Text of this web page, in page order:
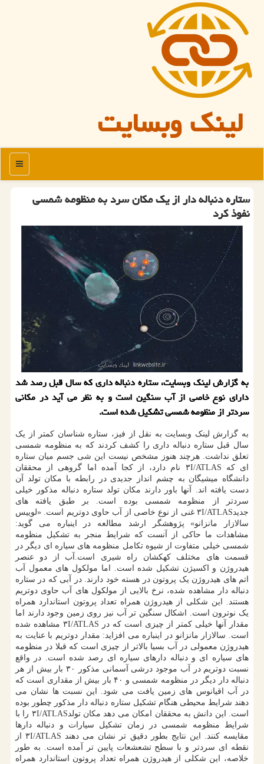
لینک وبسایت
منو
ستاره دنباله دار از یک مکان سرد به منظومه شمسی
نفوذ کرد
به گزارش لینک وبسایت، ستاره دنباله داری که سال قبل رصد شد
دارای نوع خاصی از آب سنگین است و به نظر می آید در مکانی
سردتر از منظومه شمسی تشکیل شده است.
به گزارش لینک وبسایت به نقل از فیز، ستاره شناسان کمتر از یک
سال قبل ستاره دنباله داری را کشف کردند که به منظومه شمسی
تعلق نداشت. هرچند هنوز مشخص نیست این شی جسم میان ستاره
ای که ۳I/ATLAS نام دارد، از کجا آمده اما گروهی از محققان
دانشگاه میشیگان به چشم انداز جدیدی در رابطه با مکان تولد آن
دست یافته اند. آنها باور دارند مکان تولد ستاره دنباله مذکور خیلی
سردتر از منظومه شمسی بوده است. بر طبق یافته های
جدید۳I/ATLAS غنی از نوع خاصی از آب حاوی دوتریم است. «لوییس
سالازار مانزانو» پژوهشگر ارشد مطالعه در اینباره می گوید:
مشاهدات ما حاکی از آنست که شرایط منجر به تشکیل منظومه
شمسی خیلی متفاوت از شیوه تکامل منظومه های سیاره ای دیگر در
قسمت های مختلف کهکشان راه شیری است.آب از دو عنصر
هیدروژن و اکسیژن تشکیل شده است. اما مولکول های معمول آب
اتم های هیدروژن یک پروتون در هسته خود دارند. در آبی که در ستاره
دنباله دار مشاهده شده، نرخ بالایی از مولکول های آب حاوی دوتریم
هستند. این شکلی از هیدروژن همراه تعداد پروتون استاندارد همراه
یک نوترون است. اشکال سنگین تر آب نیز روی زمین وجود دارند اما
مقدار آنها خیلی کمتر از چیزی است که در ۳I/ATLAS مشاهده شده
است. سالازار مانزانو در اینباره می افزاید: مقدار دوتریم با عنایت به
هیدروژن معمولی در آب بسیا بالاتر از چیزی است که قبلا در منظومه
های سیاره ای و دنباله دارهای سیاره ای رصد شده است. در واقع
نسبت دوتریم در آب موجود درشی آسمانی مذکور ۳۰ بار بیش از هر
دنباله دار دیگر در منظومه شمسی و ۴۰ بار بیش از مقداری است که
در آب اقیانوس های زمین یافت می شود. این نسبت ها نشان می
دهند شرایط محیطی هنگام تشکیل ستاره دنباله دار مذکور چطور بوده
است. این دانش به محققان امکان می دهد مکان تولد۳I/ATLAS را با
شرایط منظومه شمسی در زمان تشکیل سیارات و دنباله دارها
مقایسه کنند. این نتایج بطور دقیق تر نشان می دهند ۳I/ATLAS از
نقطه ای سردتر و با سطح تشعشعات پایین تر آمده است. به طور
خلاصه، این شکلی از هیدروژن همراه تعداد پروتون استاندارد همراه